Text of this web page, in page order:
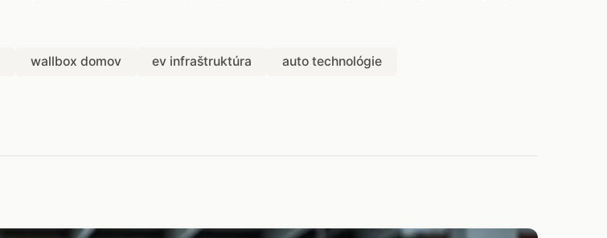
wallbox domov ev infraštruktúra auto technológie